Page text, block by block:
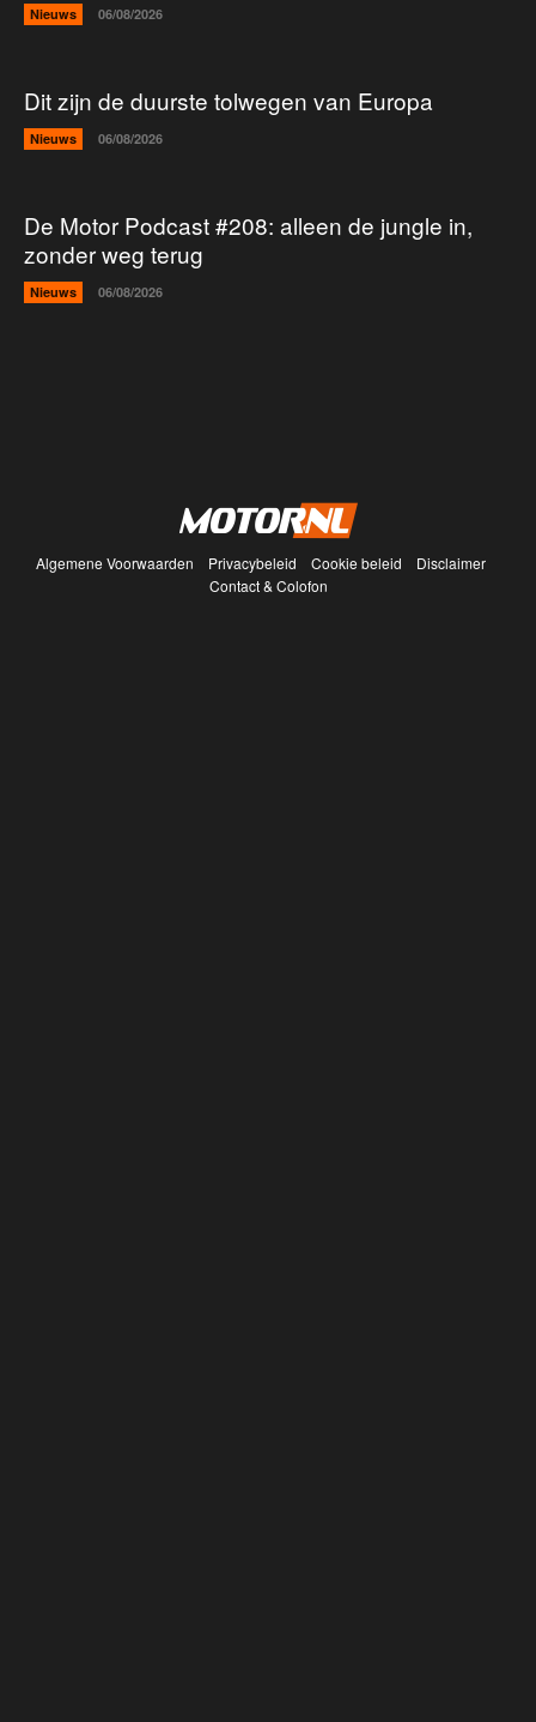
Nieuws 06/08/2026
Dit zijn de duurste tolwegen van Europa
Nieuws 06/08/2026
De Motor Podcast #208: alleen de jungle in,
zonder weg terug
Nieuws 06/08/2026
Algemene Voorwaarden Privacybeleid Cookie beleid
Disclaimer
Contact & Colofon